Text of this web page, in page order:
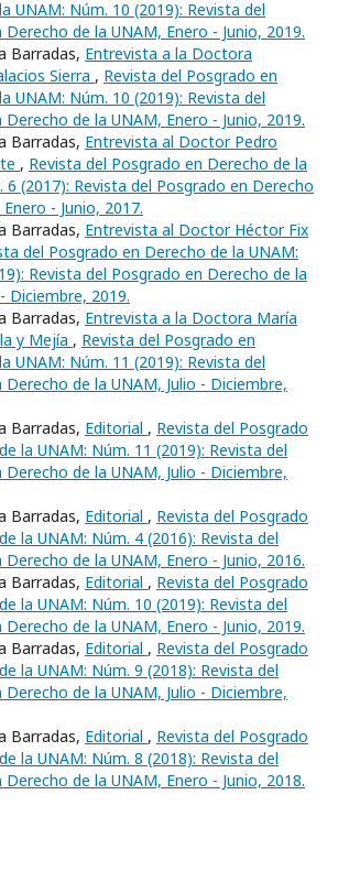
UNAM: Núm. 10 (2019): Revista del
de la UNAM, Enero - Junio, 2019.
Barradas, Entrevista a la Doctora
Sierra , Revista del Posgrado en
UNAM: Núm. 10 (2019): Revista del
de la UNAM, Enero - Junio, 2019.
Barradas, Entrevista al Doctor Pedro
, Revista del Posgrado en Derecho de la
6 (2017): Revista del Posgrado en Derecho
- Junio, 2017.
Barradas, Entrevista al Doctor Héctor Fix
del Posgrado en Derecho de la UNAM:
Revista del Posgrado en Derecho de la
Diciembre, 2019.
Barradas, Entrevista a la Doctora María
y Mejía , Revista del Posgrado en
UNAM: Núm. 11 (2019): Revista del
Derecho de la UNAM, Julio - Diciembre,
Barradas, Editorial , Revista del Posgrado
la UNAM: Núm. 11 (2019): Revista del
Derecho de la UNAM, Julio - Diciembre,
Barradas, Editorial , Revista del Posgrado
la UNAM: Núm. 4 (2016): Revista del
de la UNAM, Enero - Junio, 2016.
Barradas, Editorial , Revista del Posgrado
la UNAM: Núm. 10 (2019): Revista del
de la UNAM, Enero - Junio, 2019.
Barradas, Editorial , Revista del Posgrado
la UNAM: Núm. 9 (2018): Revista del
Derecho de la UNAM, Julio - Diciembre,
Barradas, Editorial , Revista del Posgrado
la UNAM: Núm. 8 (2018): Revista del
de la UNAM, Enero - Junio, 2018.